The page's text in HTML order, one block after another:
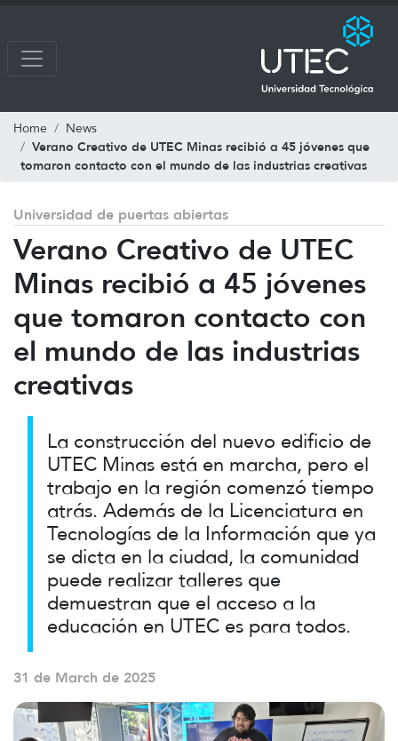
Home News
Verano Creativo de UTEC Minas recibió a 45 jóvenes que
tomaron contacto con el mundo de las industrias creativas
Universidad de puertas abiertas
Verano Creativo de UTEC
Minas recibió a 45 jóvenes
que tomaron contacto con
el mundo de las industrias
creativas
La construcción del nuevo edificio de
UTEC Minas está en marcha, pero el
trabajo en la región comenzó tiempo
atrás. Además de la Licenciatura en
Tecnologías de la Información que ya
se dicta en la ciudad, la comunidad
puede realizar talleres que
demuestran que el acceso a la
educación en UTEC es para todos.
31 de March de 2025